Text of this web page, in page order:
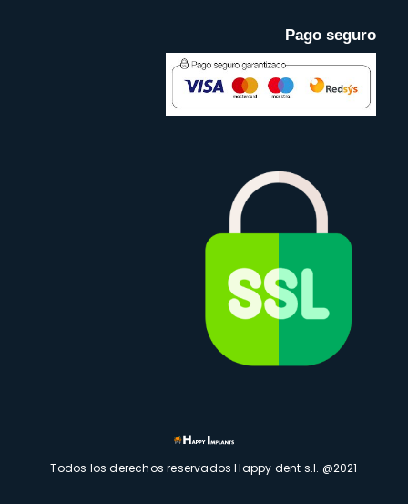
Pago seguro
Todos los derechos reservados Happy dent s.l. @2021